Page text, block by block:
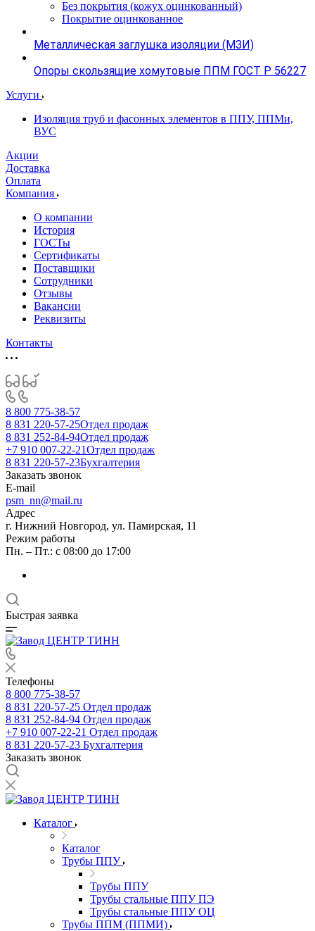
Без покрытия (кожух оцинкованный)
Покрытие оцинкованное
Металлическая заглушка изоляции (МЗИ)
Опоры скользящие хомутовые ППМ ГОСТ Р 56227
Услуги
Изоляция труб и фасонных элементов в ППУ, ППМи,
ВУС
Акции
Доставка
Оплата
Компания
О компании
История
ГОСТы
Сертификаты
Поставщики
Сотрудники
Отзывы
Вакансии
Реквизиты
Контакты
8 800 775-38-57
8 831 220-57-25Отдел продаж
8 831 252-84-94Отдел продаж
+7 910 007-22-21Отдел продаж
8 831 220-57-23Бухгалтерия
Заказать звонок
E-mail
psm_nn@mail.ru
Адрес
г. Нижний Новгород, ул. Памирская, 11
Режим работы
Пн. – Пт.: с 08:00 до 17:00
Быстрая заявка
Телефоны
8 800 775-38-57
8 831 220-57-25 Отдел продаж
8 831 252-84-94 Отдел продаж
+7 910 007-22-21 Отдел продаж
8 831 220-57-23 Бухгалтерия
Заказать звонок
Каталог
Каталог
Трубы ППУ
Трубы ППУ
Трубы стальные ППУ ПЭ
Трубы стальные ППУ ОЦ
Трубы ППМ (ППМИ)